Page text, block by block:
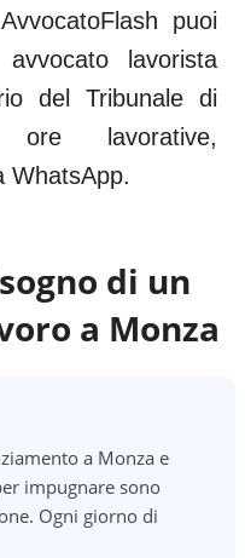
puoi
lavorista
del
Tribunale di
lavorative,
WhatsApp.
di un
a Monza
a Monza e
impugnare sono
Ogni giorno di